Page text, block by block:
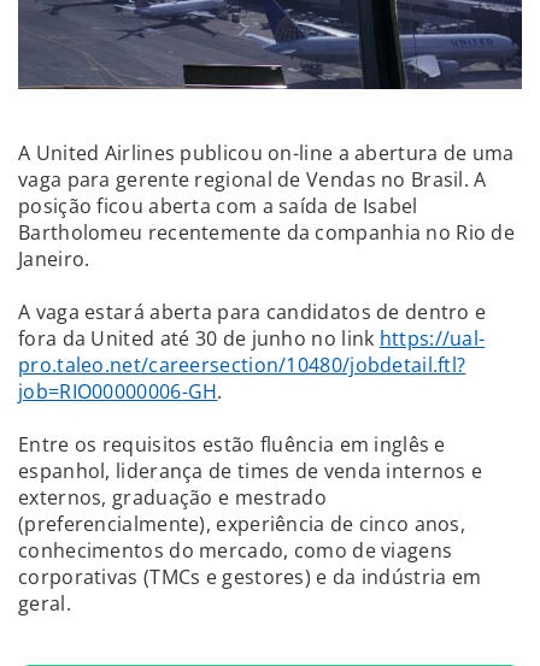
A United Airlines publicou on-line a abertura de uma
vaga para gerente regional de Vendas no Brasil. A
posição ficou aberta com a saída de Isabel
Bartholomeu recentemente da companhia no Rio de
Janeiro.
A vaga estará aberta para candidatos de dentro e
fora da United até 30 de junho no link https://ual-
pro.taleo.net/careersection/10480/jobdetail.ftl?
job=RIO00000006-GH.
Entre os requisitos estão fluência em inglês e
espanhol, liderança de times de venda internos e
externos, graduação e mestrado
(preferencialmente), experiência de cinco anos,
conhecimentos do mercado, como de viagens
corporativas (TMCs e gestores) e da indústria em
geral.